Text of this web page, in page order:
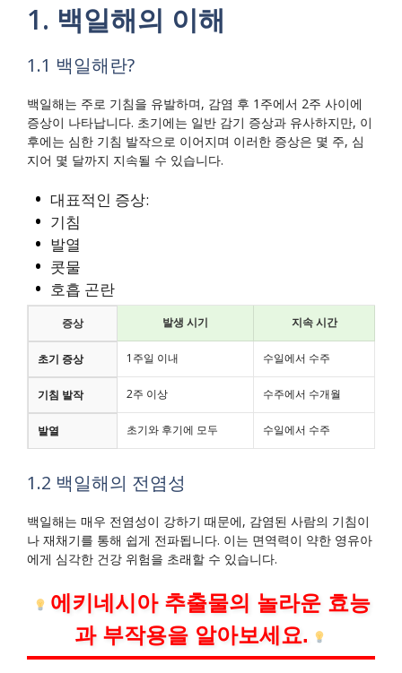
1. 백일해의 이해
1.1 백일해란?
백일해는 주로 기침을 유발하며, 감염 후 1주에서 2주 사이에
증상이 나타납니다. 초기에는 일반 감기 증상과 유사하지만, 이
후에는 심한 기침 발작으로 이어지며 이러한 증상은 몇 주, 심
지어 몇 달까지 지속될 수 있습니다.
대표적인 증상:
기침
발열
콧물
호흡 곤란
증상 발생 시기 지속 시간
초기 증상 1주일 이내 수일에서 수주
기침 발작 2주 이상 수주에서 수개월
발열 초기와 후기에 모두 수일에서 수주
1.2 백일해의 전염성
백일해는 매우 전염성이 강하기 때문에, 감염된 사람의 기침이
나 재채기를 통해 쉽게 전파됩니다. 이는 면역력이 약한 영유아
에게 심각한 건강 위험을 초래할 수 있습니다.
에키네시아 추출물의 놀라운 효능
과 부작용을 알아보세요.